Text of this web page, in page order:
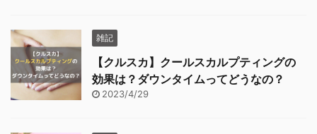
雑記
【クルスカ】クールスカルプティングの
効果は？ダウンタイムってどうなの？
2023/4/29